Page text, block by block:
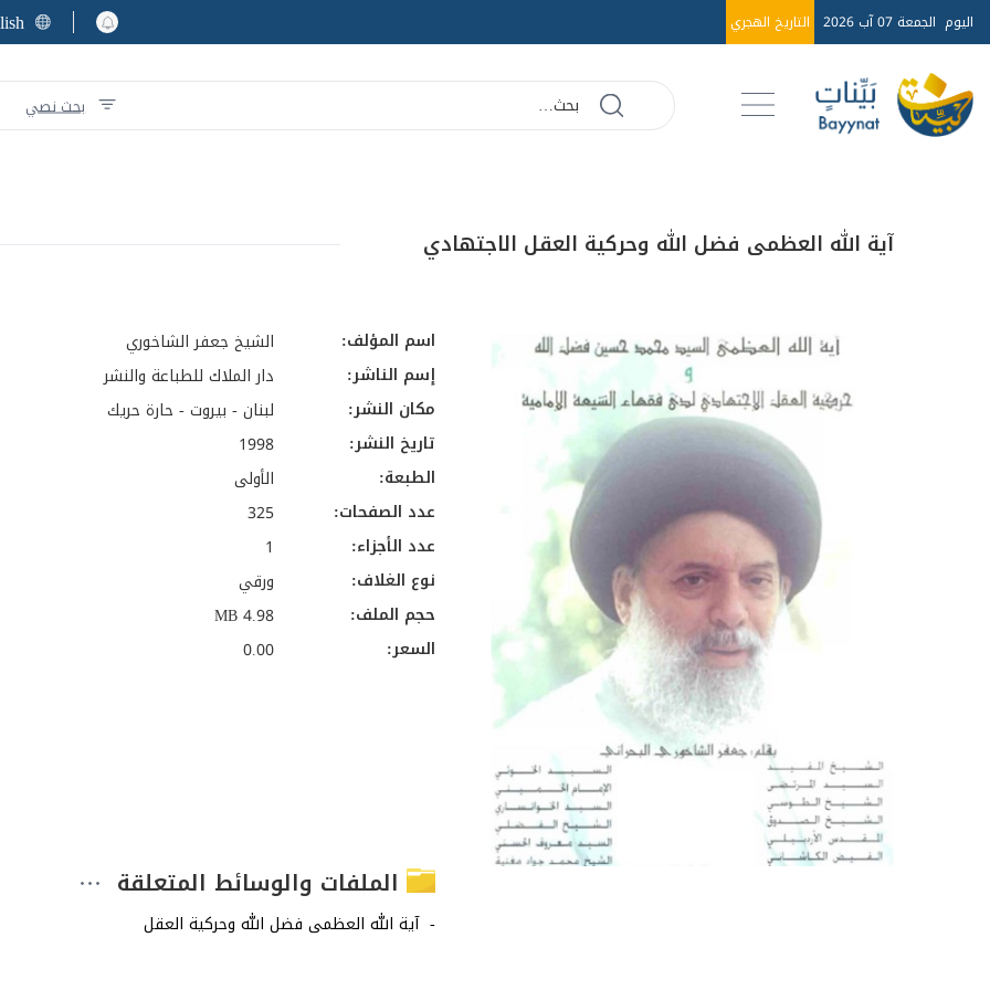
اليوم الجمعة 07 آب 2026 التاريخ الهجري
بحث نصي
آية الله العظمى فضل الله وحركية العقل الاجتهادي
اسم المؤلف:
الشيخ جعفر الشاخوري
إسم الناشر:
دار الملاك للطباعة والنشر
مكان النشر:
لبنان - بيروت - حارة حريك
تاريخ النشر:
1998
الطبعة:
الأولى
عدد الصفحات:
325
عدد الأجزاء:
1
نوع الغلاف:
ورقي
حجم الملف:
4.98 MB
السعر:
0.00
الملفات والوسائط المتعلقة